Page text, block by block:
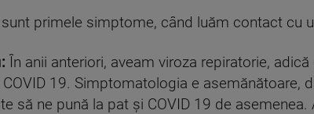
sunt primele simptome, când luăm contact cu
În anii anteriori, aveam viroza repiratorie,
COVID 19. Simptomatologia e asemănătoare,
să ne pună la pat şi COVID 19 de